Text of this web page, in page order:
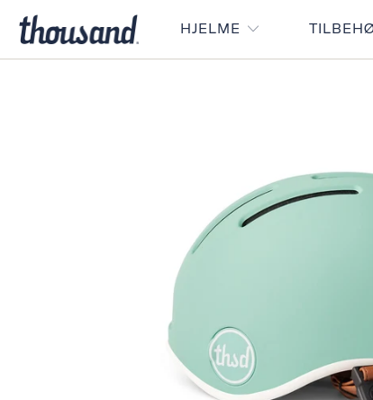
HJELME